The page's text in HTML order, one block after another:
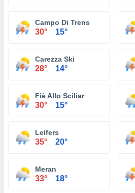
Campo Di Trens
30° 15°
Carezza Ski
28° 14°
Fiè Allo Sciliar
30° 15°
Leifers
35° 20°
Meran
33° 18°